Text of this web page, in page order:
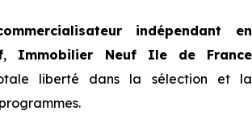
indépendant en
, Immobilier Neuf Ile de France
liberté dans la sélection et la